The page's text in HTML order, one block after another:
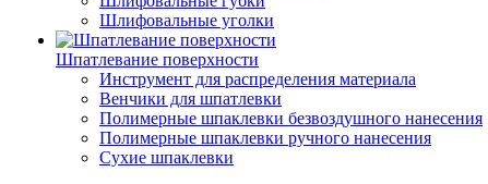
Шлифовальные уголки
Шпатлевание поверхности
Инструмент для распределения материала
Венчики для шпатлевки
Полимерные шпаклевки безвоздушного нанесения
Полимерные шпаклевки ручного нанесения
Сухие шпаклевки